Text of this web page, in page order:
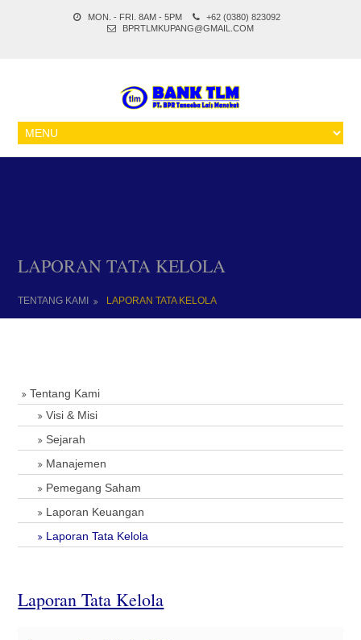
MON. - FRI. 8AM - 5PM
+62 (0380) 823092
BPRTLMKUPANG@GMAIL.COM
LAPORAN TATA KELOLA
TENTANG KAMI LAPORAN TATA KELOLA
Tentang Kami
Visi & Misi
Sejarah
Manajemen
Pemegang Saham
Laporan Keuangan
Laporan Tata Kelola
Laporan Tata Kelola